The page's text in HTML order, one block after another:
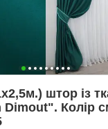
штор із
Колір